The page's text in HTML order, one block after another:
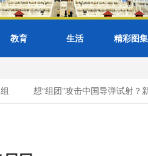
教育 生活 精彩图集
想“组团”攻击中国导弹试射？新